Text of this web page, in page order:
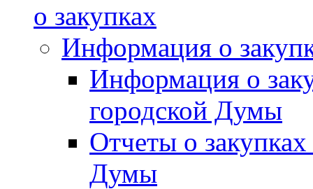
о закупках
Информация о
Информация о
городской Думы
Отчеты о
Думы